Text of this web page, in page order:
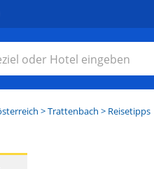
>Trattenbach > Reisetipps